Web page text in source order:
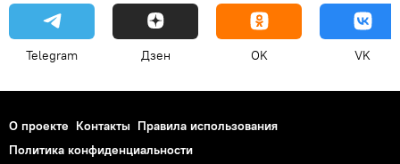
Telegram Дзен OK VK
О проекте Контакты Правила использования
Политика конфиденциальности